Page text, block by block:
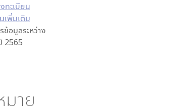
ทะเบียน
เพิ่มเติม
อมูลระหว่าง
2565
าย